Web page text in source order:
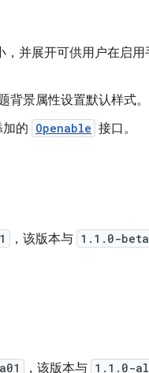
并展开可供用户在启
背景属性设置默认样式。
的 Openable 接口。
，该版本与 1.1.0-
，该版本与 1.1.0-